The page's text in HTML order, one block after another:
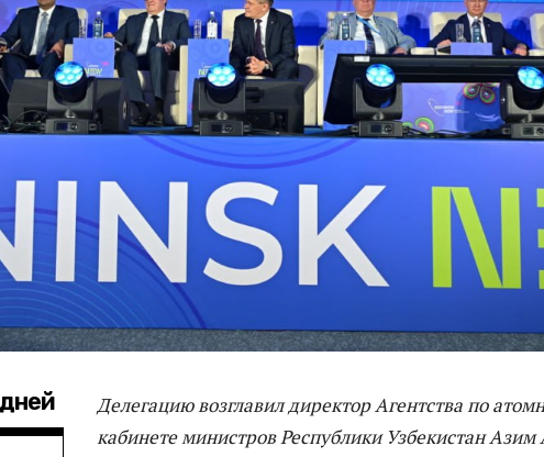
Делегацию возглавил директор Агентства по
кабинете министров Республики Узбекистан